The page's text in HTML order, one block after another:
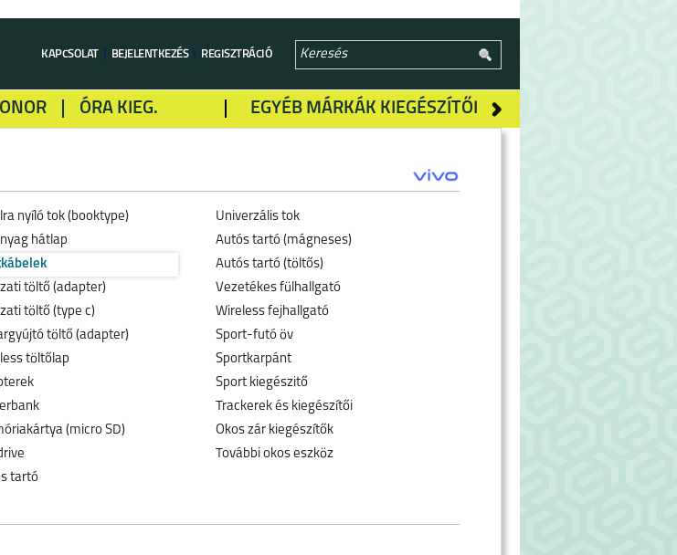
KAPCSOLAT BEJELENTKEZÉS REGISZTRÁCIÓ
EGYÉB MÁRKÁK KIEGÉSZÍTŐI
ÓRA KIEG.
nyíló tok (booktype)
hátlap
töltő (adapter)
töltő (type c)
töltő (adapter)
töltőlap
(micro SD)
tartó
Univerzális tok
Autós tartó (mágneses)
Autós tartó (töltős)
Vezetékes fülhallgató
Wireless fejhallgató
Sport-futó öv
Sportkarpánt
Sport kiegészitő
Trackerek és kiegészítői
Okos zár kiegészítők
További okos eszköz